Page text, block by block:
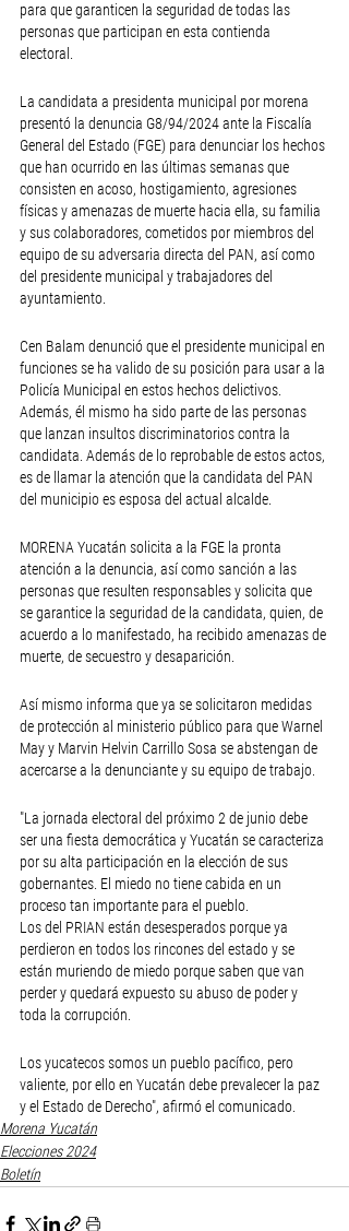
para que garanticen la seguridad de todas las
personas que participan en esta contienda
electoral.
La candidata a presidenta municipal por morena
presentó la denuncia G8/94/2024 ante la Fiscalía
General del Estado (FGE) para denunciar los hechos
que han ocurrido en las últimas semanas que
consisten en acoso, hostigamiento, agresiones
físicas y amenazas de muerte hacia ella, su familia
y sus colaboradores, cometidos por miembros del
equipo de su adversaria directa del PAN, así como
del presidente municipal y trabajadores del
ayuntamiento.
Cen Balam denunció que el presidente municipal en
funciones se ha valido de su posición para usar a la
Policía Municipal en estos hechos delictivos.
Además, él mismo ha sido parte de las personas
que lanzan insultos discriminatorios contra la
candidata. Además de lo reprobable de estos actos,
es de llamar la atención que la candidata del PAN
del municipio es esposa del actual alcalde.
MORENA Yucatán solicita a la FGE la pronta
atención a la denuncia, así como sanción a las
personas que resulten responsables y solicita que
se garantice la seguridad de la candidata, quien, de
acuerdo a lo manifestado, ha recibido amenazas de
muerte, de secuestro y desaparición.
Así mismo informa que ya se solicitaron medidas
de protección al ministerio público para que Warnel
May y Marvin Helvin Carrillo Sosa se abstengan de
acercarse a la denunciante y su equipo de trabajo.
"La jornada electoral del próximo 2 de junio debe
ser una fiesta democrática y Yucatán se caracteriza
por su alta participación en la elección de sus
gobernantes. El miedo no tiene cabida en un
proceso tan importante para el pueblo.
Los del PRIAN están desesperados porque ya
perdieron en todos los rincones del estado y se
están muriendo de miedo porque saben que van
perder y quedará expuesto su abuso de poder y
toda la corrupción.
Los yucatecos somos un pueblo pacífico, pero
valiente, por ello en Yucatán debe prevalecer la paz
y el Estado de Derecho", afirmó el comunicado.
Morena Yucatán
Elecciones 2024
Boletín